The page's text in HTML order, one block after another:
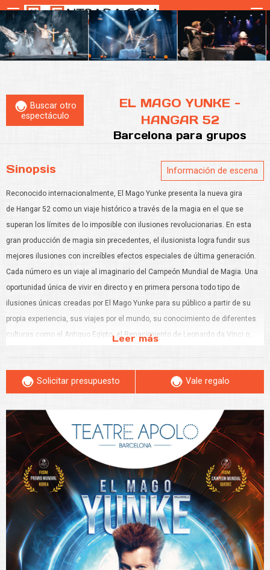
Buscar otro
espectáculo
EL MAGO YUNKE -
HANGAR 52
Barcelona para grupos
Sinopsis Información de escena
Leer más
Reconocido internacionalmente, El Mago Yunke presenta la nueva gira
de Hangar 52 como un viaje histórico a través de la magia en el que se
superan los límites de lo imposible con ilusiones revolucionarias. En esta
gran producción de magia sin precedentes, el ilusionista logra fundir sus
mejores ilusiones con increíbles efectos especiales de última generación.
Cada número es un viaje al imaginario del Campeón Mundial de Magia. Una
oportunidad única de vivir en directo y en primera persona todo tipo de
ilusiones únicas creadas por El Mago Yunke para su público a partir de su
propia experiencia, sus viajes por el mundo, su conocimiento de diferentes
culturas como el Antiguo Egipto, el Renacimiento de Leonardo da Vinci o,
llevado también a lograr el Premio Mundial de Magia FISM en tres ocasiones:
quedes sin tu entrada y disfruta del evento del año en familia!
Solicitar presupuesto Vale regalo